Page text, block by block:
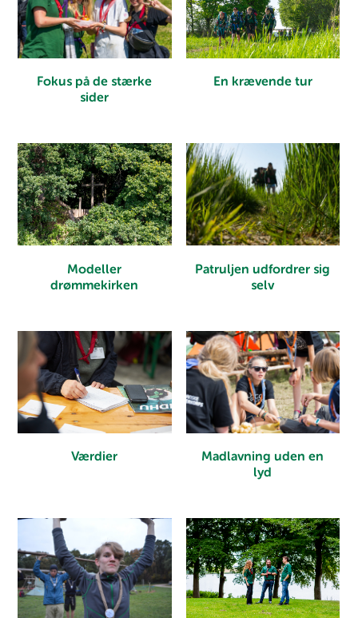
Fokus på de stærke
sider
En krævende tur
Modeller
drømmekirken
Patruljen udfordrer sig
selv
Værdier
Madlavning uden en
lyd